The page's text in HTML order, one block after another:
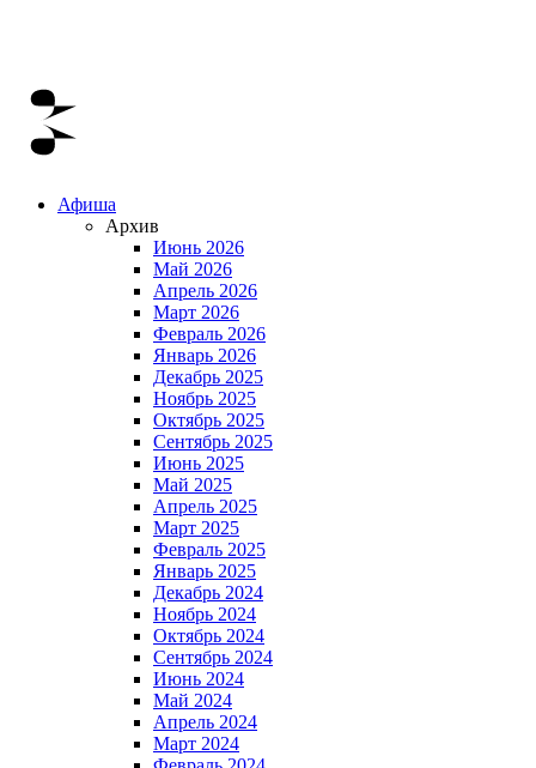
Афиша
Архив
Июнь 2026
Май 2026
Апрель 2026
Март 2026
Февраль 2026
Январь 2026
Декабрь 2025
Ноябрь 2025
Октябрь 2025
Сентябрь 2025
Июнь 2025
Май 2025
Апрель 2025
Март 2025
Февраль 2025
Январь 2025
Декабрь 2024
Ноябрь 2024
Октябрь 2024
Сентябрь 2024
Июнь 2024
Май 2024
Апрель 2024
Март 2024